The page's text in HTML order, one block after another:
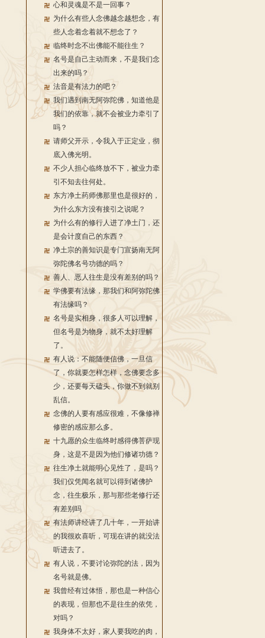
心和灵魂是不是一回事？
为什么有些人念佛越念越想念，有
些人念着念着就不想念了？
临终时念不出佛能不能往生？
名号是自己主动而来，不是我们念
出来的吗？
法音是有法力的吧？
我们遇到南无阿弥陀佛，知道他是
我们的依靠，就不会被业力牵引了
吗？
请师父开示，令我入于正定业，彻
底入佛光明。
不少人担心临终放不下，被业力牵
引不知去往何处。
东方净土药师佛那里也是很好的，
为什么东方没有接引之说呢？
为什么有的修行人进了净土门，还
是会计度自己的东西？
净土宗的善知识是专门宣扬南无阿
弥陀佛名号功德的吗？
善人、恶人往生是没有差别的吗？
学佛要有法缘，那我们和阿弥陀佛
有法缘吗？
名号是实相身，很多人可以理解，
但名号是为物身，就不太好理解
了。
有人说：不能随便信佛，一旦信
了，你就要怎样怎样，念佛要念多
少，还要每天磕头，你做不到就别
乱信。
念佛的人要有感应很难，不像修禅
修密的感应那么多。
十九愿的众生临终时感得佛菩萨现
身，这是不是因为他们修诸功德？
往生净土就能明心见性了，是吗？
我们仅凭闻名就可以得到诸佛护
念，往生极乐，那与那些老修行还
有差别吗
有法师讲经讲了几十年，一开始讲
的我很欢喜听，可现在讲的就没法
听进去了。
有人说，不要讨论弥陀的法，因为
名号就是佛。
我曾经有过体悟，那也是一种信心
的表现，但那也不是往生的依凭，
对吗？
我身体不太好，家人要我吃的肉，